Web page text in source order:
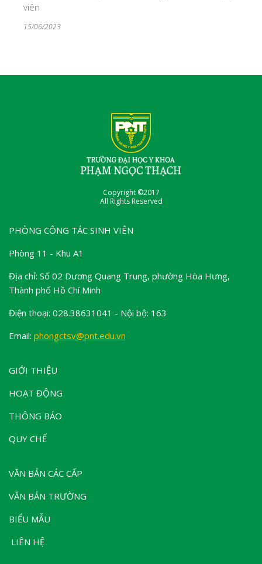
viên
15/06/2023
Copyright ©2017
All Rights Reserved
PHÒNG CÔNG TÁC SINH VIÊN
Phòng 11 - Khu A1
Địa chỉ: Số 02 Dương Quang Trung, phường Hòa Hưng,
Thành phố Hồ Chí Minh
Điện thoại: 028.38631041 - Nội bộ: 163
Email: phongctsv@pnt.edu.vn
GIỚI THIỆU
HOẠT ĐỘNG
THÔNG BÁO
QUY CHẾ
VĂN BẢN CÁC CẤP
VĂN BẢN TRƯỜNG
BIỂU MẪU
LIÊN HỆ